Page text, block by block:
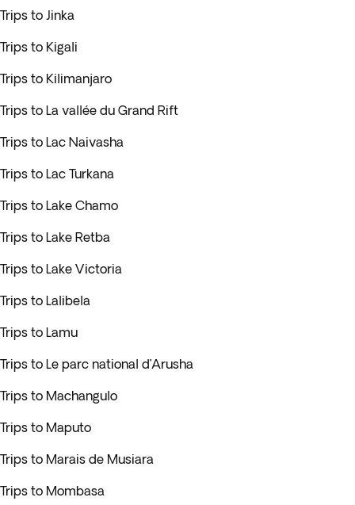
Trips to Jinka
Trips to Kigali
Trips to Kilimanjaro
Trips to La vallée du Grand Rift
Trips to Lac Naivasha
Trips to Lac Turkana
Trips to Lake Chamo
Trips to Lake Retba
Trips to Lake Victoria
Trips to Lalibela
Trips to Lamu
Trips to Le parc national d’Arusha
Trips to Machangulo
Trips to Maputo
Trips to Marais de Musiara
Trips to Mombasa